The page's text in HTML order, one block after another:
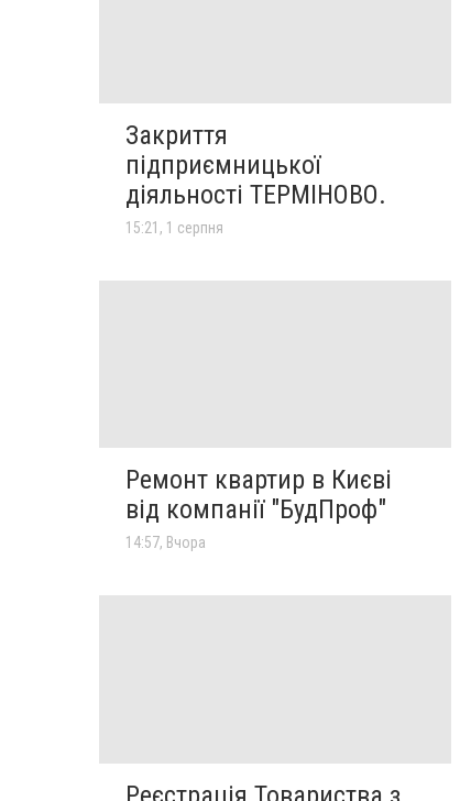
Закриття
підприємницької
діяльності ТЕРМІНОВО.
15:21, 1 серпня
Ремонт квартир в Києві
від компанії "БудПроф"
14:57, Вчора